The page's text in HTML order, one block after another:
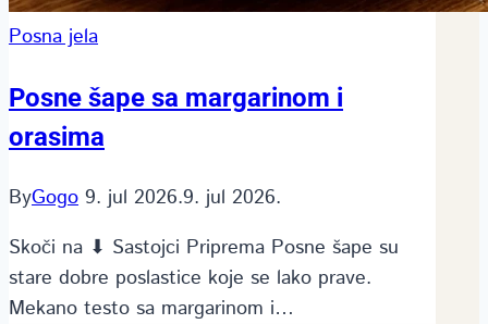
Posna jela
Posne šape sa margarinom i
orasima
ByGogo 9. jul 2026.9. jul 2026.
Skoči na ⬇ Sastojci Priprema Posne šape su
stare dobre poslastice koje se lako prave.
Mekano testo sa margarinom i…